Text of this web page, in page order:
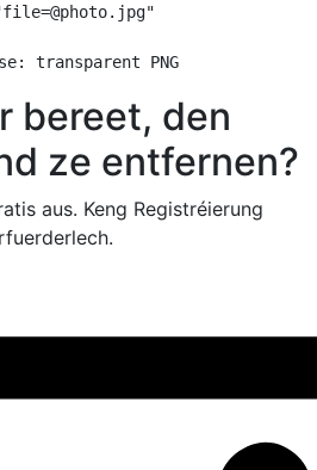
transparent PNG
bereet, den
ze entfernen?
aus. Keng Registréierung